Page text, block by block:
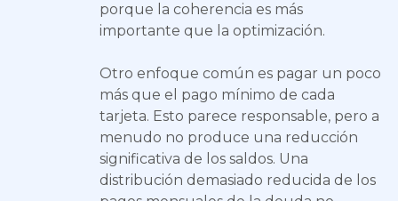
porque la coherencia es más
importante que la optimización.
Otro enfoque común es pagar un poco
más que el pago mínimo de cada
tarjeta. Esto parece responsable, pero a
menudo no produce una reducción
significativa de los saldos. Una
distribución demasiado reducida de los